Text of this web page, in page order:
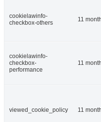
cookielawinfo-
checkbox-others
11
cookielawinfo-
checkbox-
performance
11
viewed_cookie_policy 11